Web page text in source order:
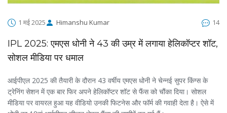
1 मई 2025 Himanshu Kumar 14
IPL 2025: एमएस धोनी ने 43 की उम्र में लगाया हेलिकॉप्टर शॉट,
सोशल मीडिया पर धमाल
आईपीएल 2025 की तैयारी के दौरान 43 वर्षीय एमएस धोनी ने चेन्नई सुपर किंग्स के
ट्रेनिंग सेशन में एक बार फिर अपने हेलिकॉप्टर शॉट से फैंस को चौंका दिया। सोशल
मीडिया पर वायरल हुआ यह वीडियो उनकी फिटनेस और फॉर्म की गवाही देता है। ऐसे में